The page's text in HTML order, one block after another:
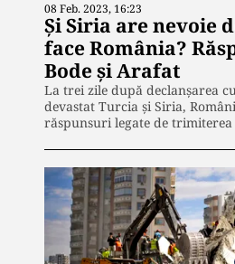
08 Feb. 2023, 16:23
Și Siria are nevoie
face România?
Bode și Arafat
La trei zile după declanșarea
devastat Turcia și Siria,
răspunsuri legate de